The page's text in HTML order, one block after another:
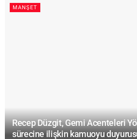
MANŞET
Recep Düzgit, Gemi Acenteleri
sürecine ilişkin kamuoyu